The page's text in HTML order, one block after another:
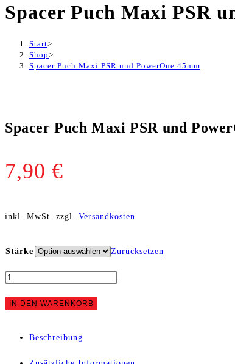
Spacer Puch Maxi PSR
Start>
Shop>
Spacer Puch Maxi PSR und PowerOne 45mm
Spacer Puch Maxi PSR und
7,90 €
inkl. MwSt. zzgl. Versandkosten
Stärke Zurücksetzen
Spacer
Puch
IN DEN WARENKORB
Beschreibung